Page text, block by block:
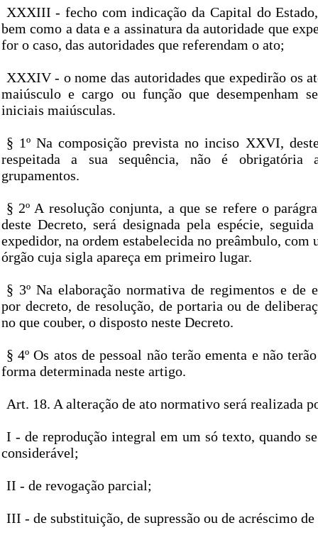
XXXIII - fecho com indicação da Capital do
bem como a data e a assinatura da autoridade que
for o caso, das autoridades que referendam o ato;
XXXIV - o nome das autoridades que expedirão os
maiúsculo e cargo ou função que desempenham
iniciais maiúsculas.
§ 1º Na composição prevista no inciso XXVI,
respeitada a sua sequência, não é obrigatória
grupamentos.
§ 2º A resolução conjunta, a que se refere o
deste Decreto, será designada pela espécie,
expedidor, na ordem estabelecida no preâmbulo, com
órgão cuja sigla apareça em primeiro lugar.
§ 3º Na elaboração normativa de regimentos e de
por decreto, de resolução, de portaria ou de
no que couber, o disposto neste Decreto.
§ 4º Os atos de pessoal não terão ementa e não
forma determinada neste artigo.
Art. 18. A alteração de ato normativo será realizada
I - de reprodução integral em um só texto, quando
considerável;
II - de revogação parcial;
III - de substituição, de supressão ou de acréscimo